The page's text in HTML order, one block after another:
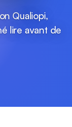
Qualiopi,
lire avant de